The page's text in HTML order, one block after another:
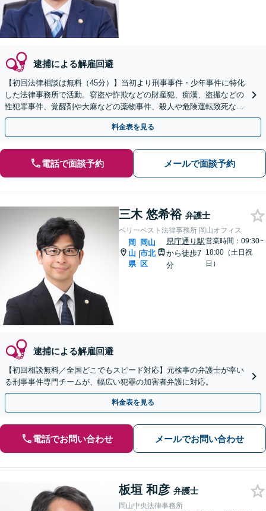
逮捕による解雇回避
【初回法律相談は無料（45分）】当初より刑事事件・少年事件に特化
した法律事務所で活動。窃盗や詐欺などの財産犯、痴漢、盗撮などの
性犯罪事件、覚醒剤や大麻などの薬物事件、殺人や危険運転致死など
の裁判員裁判事件等、豊富な実績。
料金表を見る
電話で面談予約 メールで面談予約
三木 悠希裕 弁護士
ベリーベスト法律事務所 岡山オフィス
岡
山
県
|
岡山
市北
区
県庁通り駅
から徒歩7
分
営業時間：09:30~
18:00（土日祝
日）
逮捕による解雇回避
【初回相談無料／全国どこでもスピード対応】元検事の弁護士が率い
る刑事事件専門チームが、幅広い犯罪の加害者弁護に対応。
料金表を見る
電話でお問い合わせ メールでお問い合わせ
板垣 和彦 弁護士
岡山中央法律事務所